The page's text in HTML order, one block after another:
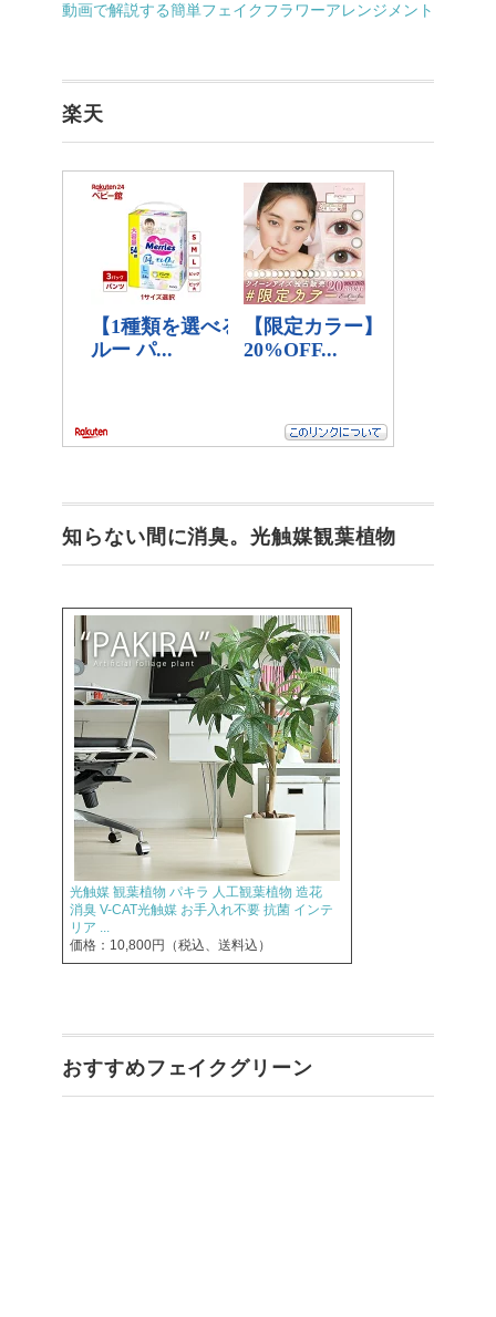
動画で解説する簡単フェイクフラワーアレンジメント
楽天
知らない間に消臭。光触媒観葉植物
光触媒 観葉植物 パキラ 人工観葉植物 造花
消臭 V-CAT光触媒 お手入れ不要 抗菌 インテ
リア ...
価格：10,800円（税込、送料込）
おすすめフェイクグリーン